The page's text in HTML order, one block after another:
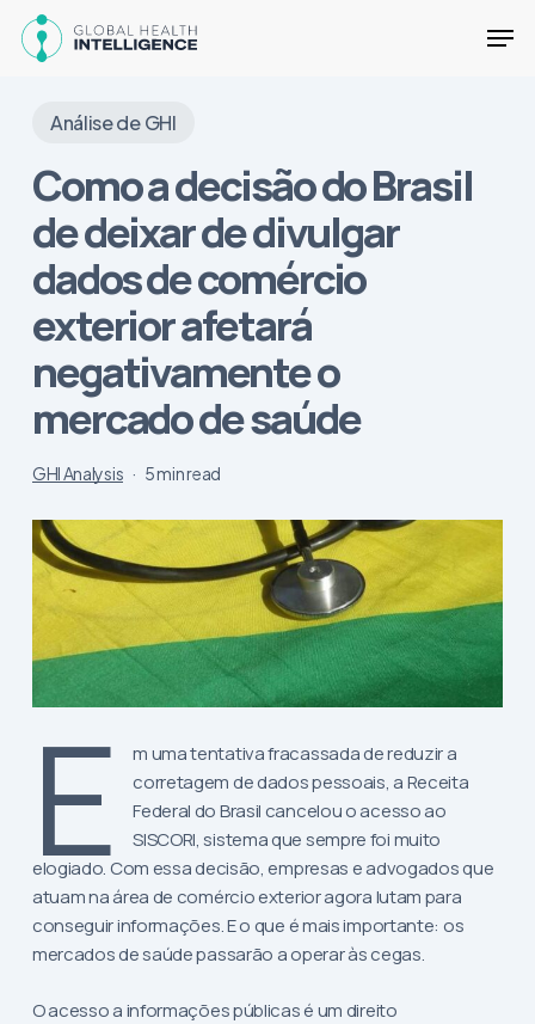
Análise de GHI
Como a decisão do Brasil
de deixar de divulgar
dados de comércio
exterior afetará
negativamente o
mercado de saúde
GHI Analysis 5 min read
E
m uma tentativa fracassada de reduzir a
corretagem de dados pessoais, a Receita
Federal do Brasil cancelou o acesso ao
SISCORI, sistema que sempre foi muito
elogiado. Com essa decisão, empresas e advogados que
atuam na área de comércio exterior agora lutam para
conseguir informações. E o que é mais importante: os
mercados de saúde passarão a operar às cegas.
O acesso a informações públicas é um direito